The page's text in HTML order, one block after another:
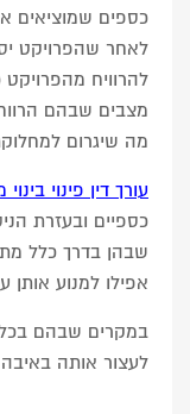
כספים שמוציאים
לאחר שהפרויקט
להרוויח
מצבים שבהם
מה שיגרום
עורך דין פינוי
כספיים ובעזרת
שבהן בדרך כלל
אפילו למנוע
במקרים שבהם
לעצור אותה